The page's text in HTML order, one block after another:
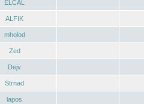
ELCAL
ALFIK
mholod
Zed
Dejv
Strnad
lapos